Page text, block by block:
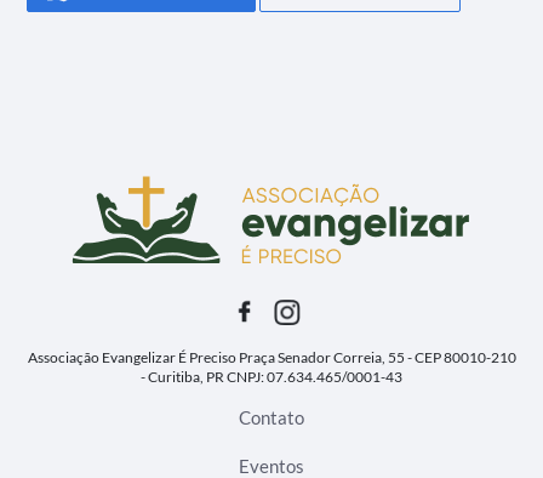
Associação Evangelizar É PrecisoPraça Senador Correia, 55 - CEP 80010-210
- Curitiba, PRCNPJ: 07.634.465/0001-43
Contato
Eventos